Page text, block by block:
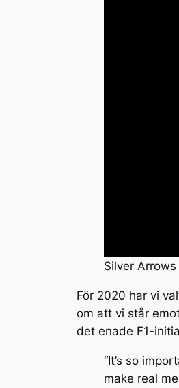
Silver
För 2020 har vi
om att vi står
det enade F1-
“It’s so
make real